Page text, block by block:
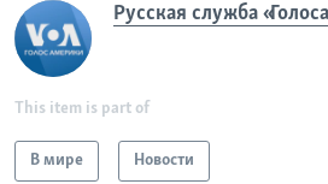
Русская служба
This item is part of
В мире Новости